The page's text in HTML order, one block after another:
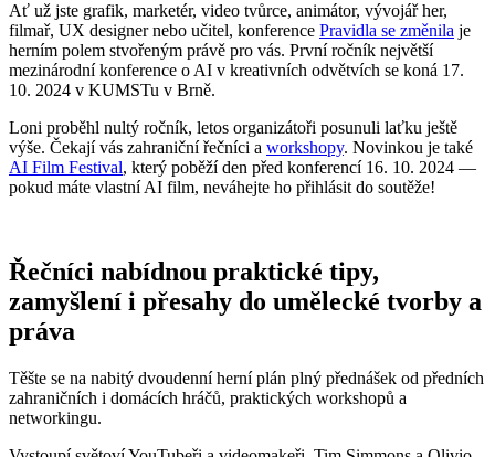
Ať už jste grafik, marketér, video tvůrce, animátor, vývojář her,
filmař, UX designer nebo učitel, konference Pravidla se změnila je
herním polem stvořeným právě pro vás. První ročník největší
mezinárodní konference o AI v kreativních odvětvích se koná 17.
10. 2024 v KUMSTu v Brně.
Loni proběhl nultý ročník, letos organizátoři posunuli laťku ještě
výše. Čekají vás zahraniční řečníci a workshopy. Novinkou je také
AI Film Festival, který poběží den před konferencí 16. 10. 2024 —
pokud máte vlastní AI film, neváhejte ho přihlásit do soutěže!
Řečníci nabídnou praktické tipy,
zamyšlení i přesahy do umělecké tvorby a
práva
Těšte se na nabitý dvoudenní herní plán plný přednášek od předních
zahraničních i domácích hráčů, praktických workshopů a
networkingu.